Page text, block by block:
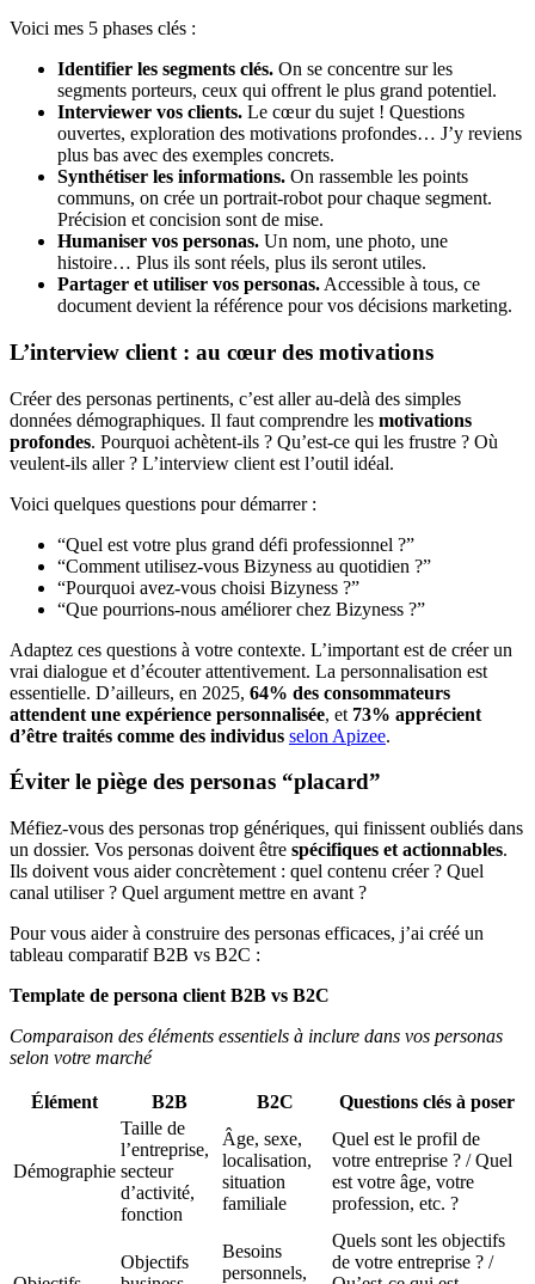
Voici mes 5 phases clés :
Identifier les segments clés. On se concentre sur les
segments porteurs, ceux qui offrent le plus grand potentiel.
Interviewer vos clients. Le cœur du sujet ! Questions
ouvertes, exploration des motivations profondes… J’y reviens
plus bas avec des exemples concrets.
Synthétiser les informations. On rassemble les points
communs, on crée un portrait-robot pour chaque segment.
Précision et concision sont de mise.
Humaniser vos personas. Un nom, une photo, une
histoire… Plus ils sont réels, plus ils seront utiles.
Partager et utiliser vos personas. Accessible à tous, ce
document devient la référence pour vos décisions marketing.
L’interview client : au cœur des motivations
Créer des personas pertinents, c’est aller au-delà des simples
données démographiques. Il faut comprendre les motivations
profondes. Pourquoi achètent-ils ? Qu’est-ce qui les frustre ? Où
veulent-ils aller ? L’interview client est l’outil idéal.
Voici quelques questions pour démarrer :
“Quel est votre plus grand défi professionnel ?”
“Comment utilisez-vous Bizyness au quotidien ?”
“Pourquoi avez-vous choisi Bizyness ?”
“Que pourrions-nous améliorer chez Bizyness ?”
Adaptez ces questions à votre contexte. L’important est de créer un
vrai dialogue et d’écouter attentivement. La personnalisation est
essentielle. D’ailleurs, en 2025, 64% des consommateurs
attendent une expérience personnalisée, et 73% apprécient
d’être traités comme des individus selon Apizee.
Éviter le piège des personas “placard”
Méfiez-vous des personas trop génériques, qui finissent oubliés dans
un dossier. Vos personas doivent être spécifiques et actionnables.
Ils doivent vous aider concrètement : quel contenu créer ? Quel
canal utiliser ? Quel argument mettre en avant ?
Pour vous aider à construire des personas efficaces, j’ai créé un
tableau comparatif B2B vs B2C :
Template de persona client B2B vs B2C
Comparaison des éléments essentiels à inclure dans vos personas
selon votre marché
Élément B2B B2C Questions clés à poser
Démographie
Taille de
l’entreprise,
secteur
d’activité,
fonction
Âge, sexe,
localisation,
situation
familiale
Quel est le profil de
votre entreprise ? / Quel
est votre âge, votre
profession, etc. ?
Objectifs
Besoins
personnels,
Quels sont les objectifs
de votre entreprise ? /